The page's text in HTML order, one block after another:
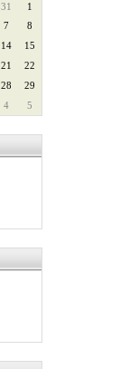
31
1
7
8
14
15
21
22
28
29
4 5